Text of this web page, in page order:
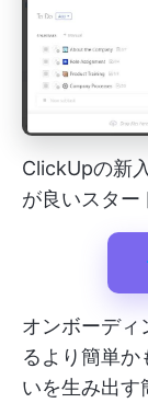
ClickUpの新
が良いスター
オンボーディ
るより簡単
いを生み出す